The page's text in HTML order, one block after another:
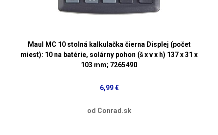
Maul MC 10 stolná kalkulačka čierna Displej (počet
miest): 10 na batérie, solárny pohon (š x v x h) 137 x 31 x
103 mm; 7265490
6,99 €
od Conrad.sk